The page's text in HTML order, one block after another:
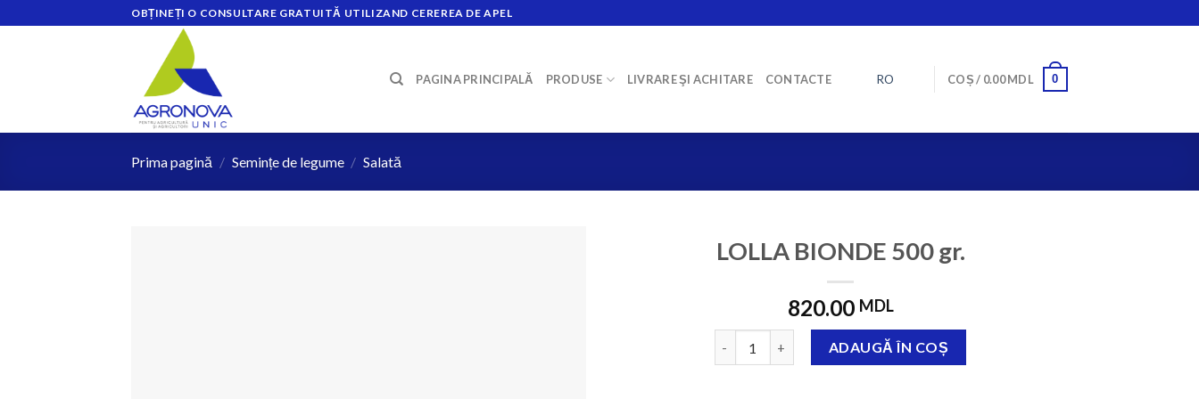
OBȚINEȚI O CONSULTARE GRATUITĂ UTILIZAND CEREREA DE APEL
PAGINA PRINCIPALĂ PRODUSE LIVRARE ŞI ACHITARE CONTACTE RO COȘ / 0.00MDL 0
Prima pagină / Semințe de legume / Salată
LOLLA BIONDE 500 gr.
820.00 MDL
Cantitate LOLLA BIONDE 500 gr.
ADAUGĂ ÎN COȘ